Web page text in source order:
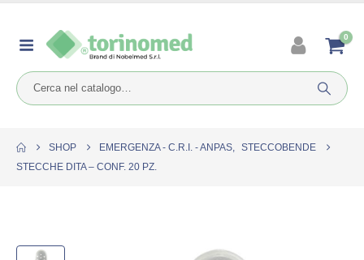
0
SHOP EMERGENZA - C.R.I. - ANPAS, STECCOBENDE
STECCHE DITA – CONF. 20 PZ.